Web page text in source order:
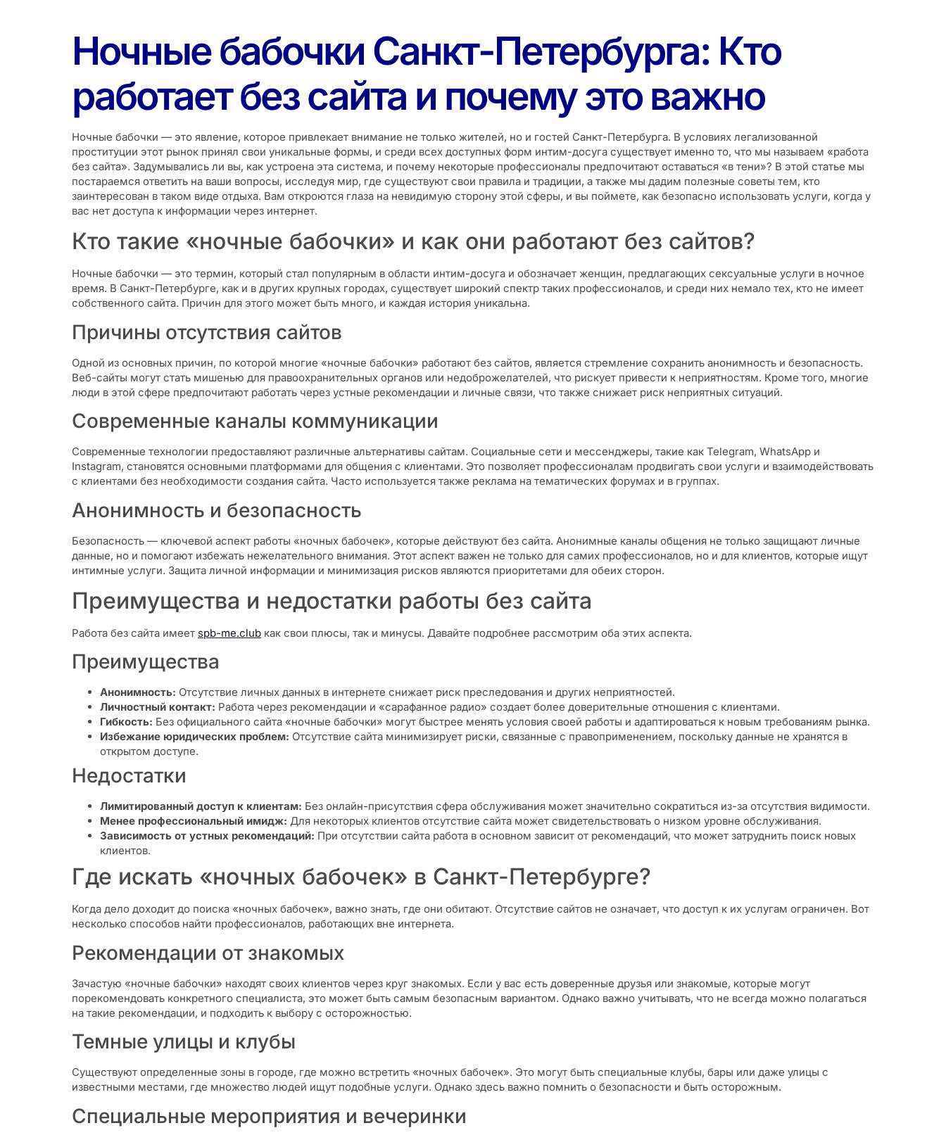
Ночные бабочки Санкт-Петербурга: Кто
работает без сайта и почему это важно
Ночные бабочки — это явление, которое привлекает внимание не только жителей, но и гостей Санкт-Петербурга. В условиях легализованной
проституции этот рынок принял свои уникальные формы, и среди всех доступных форм интим-досуга существует именно то, что мы называем «работа
без сайта». Задумывались ли вы, как устроена эта система, и почему некоторые профессионалы предпочитают оставаться «в тени»? В этой статье мы
постараемся ответить на ваши вопросы, исследуя мир, где существуют свои правила и традиции, а также мы дадим полезные советы тем, кто
заинтересован в таком виде отдыха. Вам откроются глаза на невидимую сторону этой сферы, и вы поймете, как безопасно использовать услуги, когда у
вас нет доступа к информации через интернет.
Кто такие «ночные бабочки» и как они работают без сайтов?
Ночные бабочки — это термин, который стал популярным в области интим-досуга и обозначает женщин, предлагающих сексуальные услуги в ночное
время. В Санкт-Петербурге, как и в других крупных городах, существует широкий спектр таких профессионалов, и среди них немало тех, кто не имеет
собственного сайта. Причин для этого может быть много, и каждая история уникальна.
Причины отсутствия сайтов
Одной из основных причин, по которой многие «ночные бабочки» работают без сайтов, является стремление сохранить анонимность и безопасность.
Веб-сайты могут стать мишенью для правоохранительных органов или недоброжелателей, что рискует привести к неприятностям. Кроме того, многие
люди в этой сфере предпочитают работать через устные рекомендации и личные связи, что также снижает риск неприятных ситуаций.
Современные каналы коммуникации
Современные технологии предоставляют различные альтернативы сайтам. Социальные сети и мессенджеры, такие как Telegram, WhatsApp и
Instagram, становятся основными платформами для общения с клиентами. Это позволяет профессионалам продвигать свои услуги и взаимодействовать
с клиентами без необходимости создания сайта. Часто используется также реклама на тематических форумах и в группах.
Анонимность и безопасность
Безопасность — ключевой аспект работы «ночных бабочек», которые действуют без сайта. Анонимные каналы общения не только защищают личные
данные, но и помогают избежать нежелательного внимания. Этот аспект важен не только для самих профессионалов, но и для клиентов, которые ищут
интимные услуги. Защита личной информации и минимизация рисков являются приоритетами для обеих сторон.
Преимущества и недостатки работы без сайта
Работа без сайта имеет spb-me.club как свои плюсы, так и минусы. Давайте подробнее рассмотрим оба этих аспекта.
Преимущества
Анонимность: Отсутствие личных данных в интернете снижает риск преследования и других неприятностей.
Личностный контакт: Работа через рекомендации и «сарафанное радио» создает более доверительные отношения с клиентами.
Гибкость: Без официального сайта «ночные бабочки» могут быстрее менять условия своей работы и адаптироваться к новым требованиям рынка.
Избежание юридических проблем: Отсутствие сайта минимизирует риски, связанные с правоприменением, поскольку данные не хранятся в
открытом доступе.
Недостатки
Лимитированный доступ к клиентам: Без онлайн-присутствия сфера обслуживания может значительно сократиться из-за отсутствия видимости.
Менее профессиональный имидж: Для некоторых клиентов отсутствие сайта может свидетельствовать о низком уровне обслуживания.
Зависимость от устных рекомендаций: При отсутствии сайта работа в основном зависит от рекомендаций, что может затруднить поиск новых
клиентов.
Где искать «ночных бабочек» в Санкт-Петербурге?
Когда дело доходит до поиска «ночных бабочек», важно знать, где они обитают. Отсутствие сайтов не означает, что доступ к их услугам ограничен. Вот
несколько способов найти профессионалов, работающих вне интернета.
Рекомендации от знакомых
Зачастую «ночные бабочки» находят своих клиентов через круг знакомых. Если у вас есть доверенные друзья или знакомые, которые могут
порекомендовать конкретного специалиста, это может быть самым безопасным вариантом. Однако важно учитывать, что не всегда можно полагаться
на такие рекомендации, и подходить к выбору с осторожностью.
Темные улицы и клубы
Существуют определенные зоны в городе, где можно встретить «ночных бабочек». Это могут быть специальные клубы, бары или даже улицы с
известными местами, где множество людей ищут подобные услуги. Однако здесь важно помнить о безопасности и быть осторожным.
Специальные мероприятия и вечеринки